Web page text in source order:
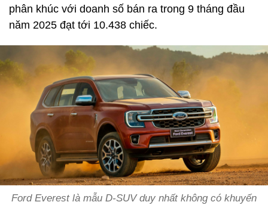
phân khúc với doanh số bán ra trong 9 tháng đầu
năm 2025 đạt tới 10.438 chiếc.
Ford Everest là mẫu D-SUV duy nhất không có khuyến